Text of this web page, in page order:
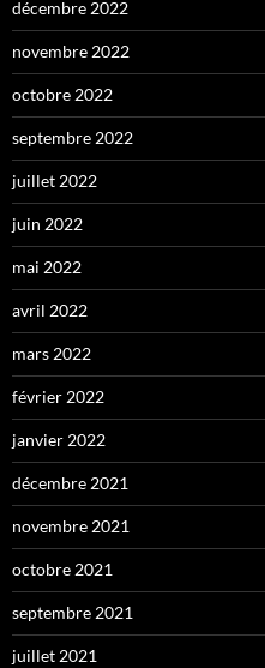
décembre 2022
novembre 2022
octobre 2022
septembre 2022
juillet 2022
juin 2022
mai 2022
avril 2022
mars 2022
février 2022
janvier 2022
décembre 2021
novembre 2021
octobre 2021
septembre 2021
juillet 2021